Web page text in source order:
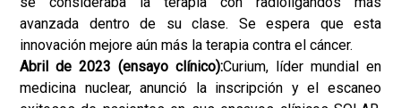
avanzada dentro de su clase. Se espera que esta
innovación mejore aún más la terapia contra el cáncer.
Abril de 2023 (ensayo clínico):Curium, líder mundial en
medicina nuclear, anunció la inscripción y el escaneo